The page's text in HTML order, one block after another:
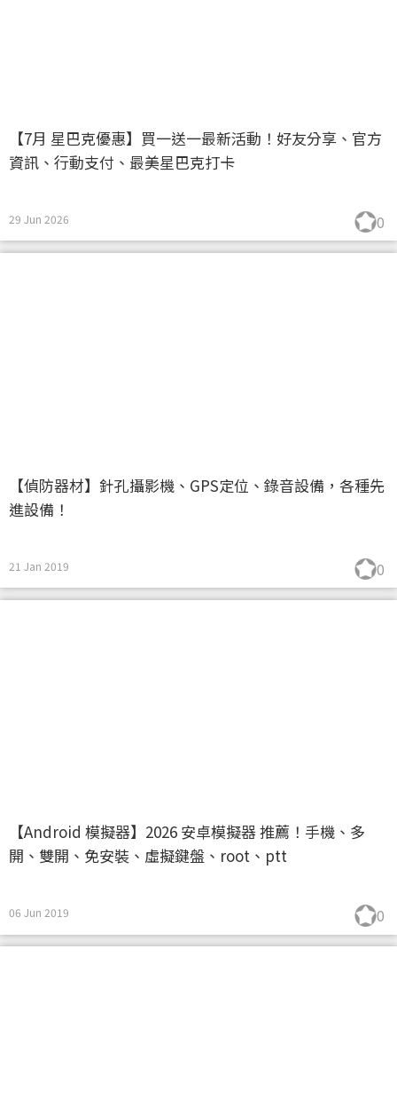
【7月 星巴克優惠】買一送一最新活動！好友分享、官方
資訊、行動支付、最美星巴克打卡
29 Jun 2026 0
【偵防器材】針孔攝影機、GPS定位、錄音設備，各種先
進設備！
21 Jan 2019 0
【Android 模擬器】2026 安卓模擬器 推薦！手機、多
開、雙開、免安裝、虛擬鍵盤、root、ptt
06 Jun 2019 0